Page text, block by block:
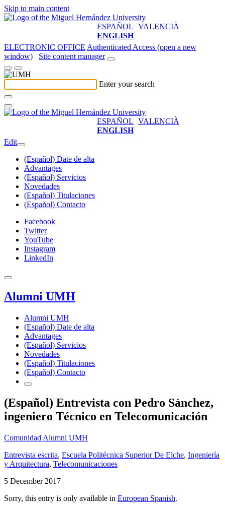
Skip to main content
ESPAÑOL VALENCIÀ
ENGLISH
ELECTRONIC OFFICE Authenticated Access (open a new
window)
Site content manager
Enter your search
ESPAÑOL VALENCIÀ
ENGLISH
Edit
(Español) Date de alta
Advantages
(Español) Servicios
Novedades
(Español) Titulaciones
(Español) Contacto
Facebook
Twitter
YouTube
Instagram
LinkedIn
Alumni UMH
Alumni UMH
(Español) Date de alta
Advantages
(Español) Servicios
Novedades
(Español) Titulaciones
(Español) Contacto
(Español) Entrevista con Pedro Sánchez,
ingeniero Técnico en Telecomunicación
Comunidad Alumni UMH
Entrevista escrita, Escuela Politécnica Superior De Elche, Ingeniería
y Arquitectura, Telecomunicaciones
5 December 2017
Sorry, this entry is only available in European Spanish.